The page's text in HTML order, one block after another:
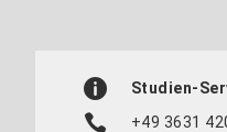
Studien-
+49 3631